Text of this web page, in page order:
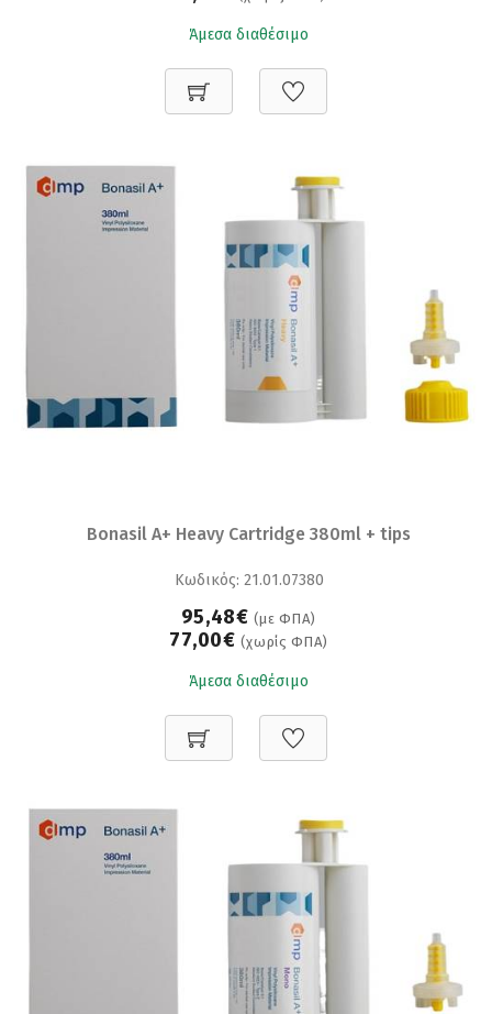
Άμεσα διαθέσιμο
Bonasil A+ Heavy Cartridge 380ml + tips
Κωδικός: 21.01.07380
95,48€ (με ΦΠΑ)
77,00€ (χωρίς ΦΠΑ)
Άμεσα διαθέσιμο